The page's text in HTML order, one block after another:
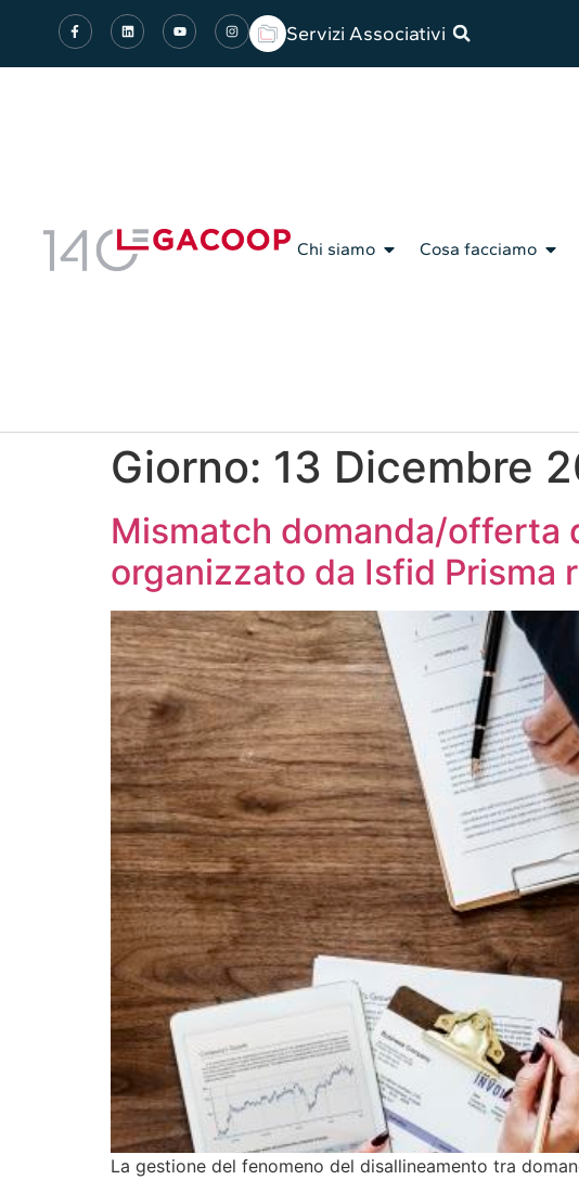
Servizi Associativi
Chi siamo Cosa facciamo
Giorno: 13 Dicembre
Mismatch domanda/offerta
organizzato da Isfid Prisma
La gestione del fenomeno del disallineamento tra